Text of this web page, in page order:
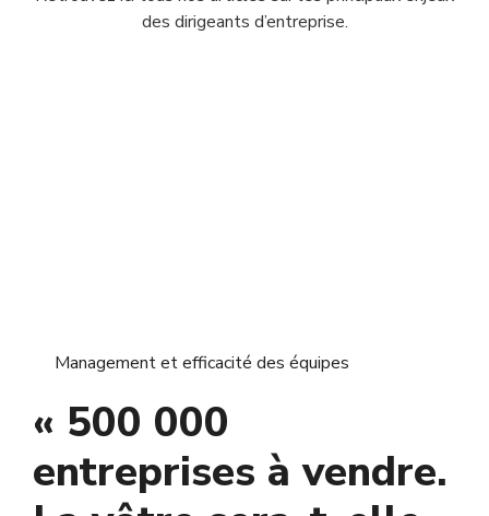
des dirigeants d’entreprise.
Management et efficacité des équipes
« 500 000
entreprises à vendre.